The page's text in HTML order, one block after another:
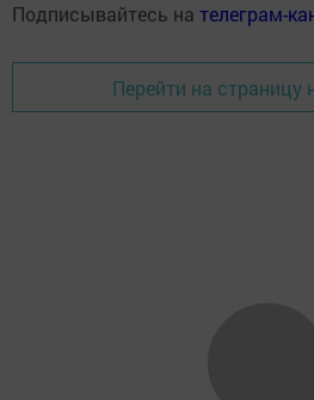
Подписывайтесь на телеграм-
Перейти на страницу